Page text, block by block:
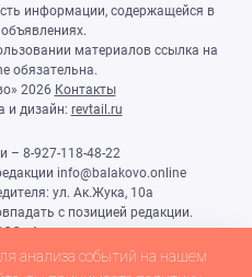
информации, содержащейся в
материалов ссылка на
обязательна.
2026 Контакты
и дизайн: revtail.ru
– 8-927-118-48-22
info@balakovo.online
ул. Ак.Жука, 10а
с позицией редакции.
«Агентство»
Ивлиева Н.Н.
материалы 18+
анализа событий на нашем